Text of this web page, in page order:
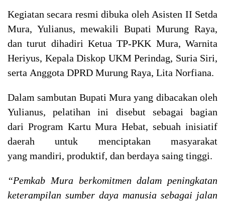
Kegiatan secara resmi dibuka oleh Asisten II Setda
Mura, Yulianus, mewakili Bupati Murung Raya,
dan turut dihadiri Ketua TP-PKK Mura, Warnita
Heriyus, Kepala Diskop UKM Perindag, Suria Siri,
serta Anggota DPRD Murung Raya, Lita Norfiana.
Dalam sambutan Bupati Mura yang dibacakan oleh
Yulianus, pelatihan ini disebut sebagai bagian
dari Program Kartu Mura Hebat, sebuah inisiatif
daerah untuk menciptakan masyarakat
yang mandiri, produktif, dan berdaya saing tinggi.
“Pemkab Mura berkomitmen dalam peningkatan
keterampilan sumber daya manusia sebagai jalan